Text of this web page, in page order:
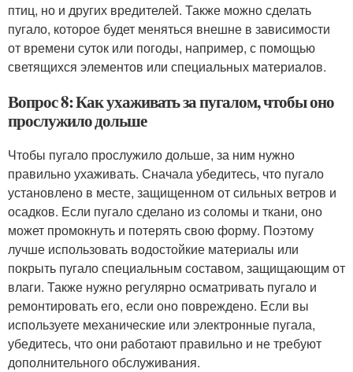
птиц, но и других вредителей. Также можно сделать
пугало, которое будет меняться внешне в зависимости
от времени суток или погоды, например, с помощью
светящихся элементов или специальных материалов.
Вопрос 8: Как ухаживать за пугалом, чтобы оно
прослужило дольше
Чтобы пугало прослужило дольше, за ним нужно
правильно ухаживать. Сначала убедитесь, что пугало
установлено в месте, защищенном от сильных ветров и
осадков. Если пугало сделано из соломы и ткани, оно
может промокнуть и потерять свою форму. Поэтому
лучше использовать водостойкие материалы или
покрыть пугало специальным составом, защищающим от
влаги. Также нужно регулярно осматривать пугало и
ремонтировать его, если оно повреждено. Если вы
используете механические или электронные пугала,
убедитесь, что они работают правильно и не требуют
дополнительного обслуживания.